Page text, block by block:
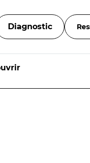
Diagnostic